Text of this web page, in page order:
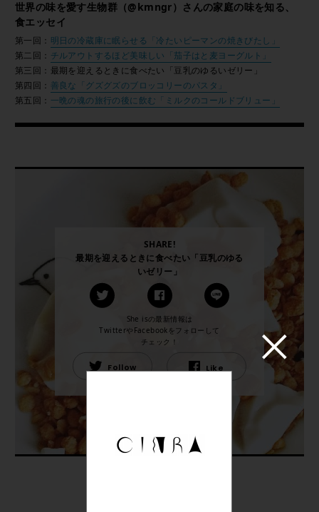
世界の味を愛す生物群（@kmngr）さんの家庭の味を知る、
食エッセイ
第一回： 明日の冷蔵庫に眠らせる「冷たいピーマンの焼きびたし」
第二回： チルアウトするほど美味しい「茄子はと麦ヨーグルト」
第三回：最期を迎えるときに食べたい「豆乳のゆるいゼリー」
第四回： 善良な「グズグズのブロッコリーのパスタ」
第五回： 一晩の魂の旅行の後に飲む「ミルクのコールドブリュー」
SHARE!
最期を迎えるときに食べたい「豆乳のゆる
いゼリー」
She isの最新情報は
TwitterやFacebookをフォローして
チェック！
Follow Like